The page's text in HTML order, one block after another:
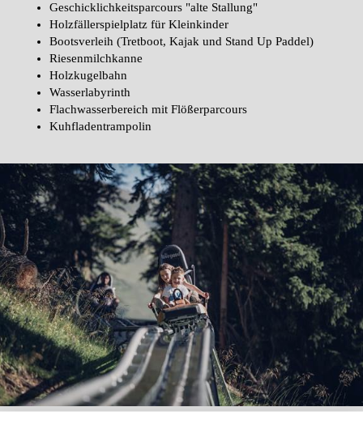
Geschicklichkeitsparcours "alte Stallung"
Holzfällerspielplatz für Kleinkinder
Bootsverleih (Tretboot, Kajak und Stand Up Paddel)
Riesenmilchkanne
Holzkugelbahn
Wasserlabyrinth
Flachwasserbereich mit Flößerparcours
Kuhfladentrampolin